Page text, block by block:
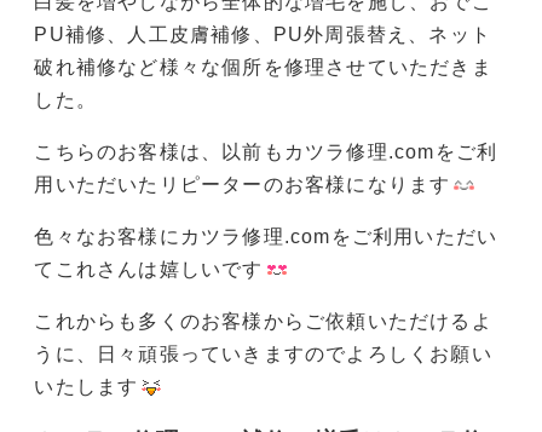
PU補修、人工皮膚補修、PU外周張替え、ネット
破れ補修など様々な個所を修理させていただきま
した。
こちらのお客様は、以前もカツラ修理.comをご利
用いただいたリピーターのお客様になります
色々なお客様にカツラ修理.comをご利用いただい
てこれさんは嬉しいです
これからも多くのお客様からご依頼いただけるよ
うに、日々頑張っていきますのでよろしくお願い
いたします